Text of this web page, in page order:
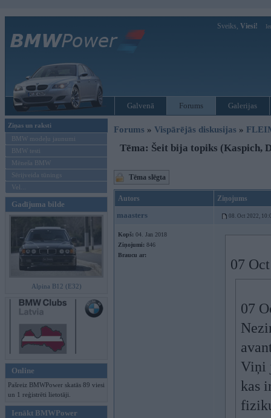
Sveiks, Viesi!
Galvenā Forums Galerijas
Ziņas un raksti
BMW modeļu jaunumi
BMW testi
Mēneša BMW
Sērijveida tūnings
Vel...
Gadījuma bilde
Alpina B12 (E32)
Online
Pašreiz BMWPower skatās 89 viesi
un 1 reģistrēti lietotāji.
Ienākt BMWPower
Forums » Vispārējās diskusijas »
Tēma: Šeit bija topiks (Kaspich,
Tēma slēgta
Autors Ziņojums
maasters 08. Oct 2022,
Kopš: 04. Jan 2018
Ziņojumi: 846
Braucu ar:
07
07
Viņi
kas